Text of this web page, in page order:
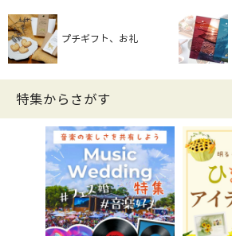
プチギフト、お礼
特集からさがす